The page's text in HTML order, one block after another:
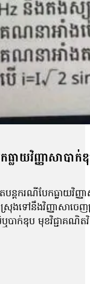
លាយវិញ្ញាសាបាក់
ន្តករណីបែកធ្លាយវិ
ស្រុងទៅនឹងវិញ្ញាសាច
ាក់ឌុប មុខវិជ្ជាគណិត
។ តាមរយៈលិខិតចុះថ្